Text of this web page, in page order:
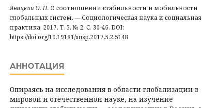
Яницкий О. Н. О соотношении стабильности и мобильности
глобальных систем. — Социологическая наука и социальная
практика, 2017. Т. 5. № 2. С. 30-46. DOI:
https://doi.org/10.19181/snsp.2017.5.2.5148
АННОТАЦИЯ
Опираясь на исследования в области глобализации в
мировой и отечественной науке, на изучение